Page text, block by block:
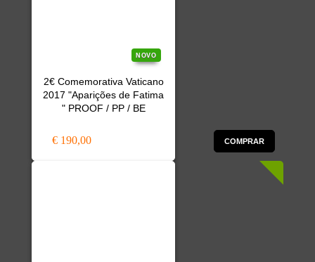
NOVO
2€ Comemorativa Vaticano
2017 "Aparições de Fatima
" PROOF / PP / BE
€ 190,00 COMPRAR